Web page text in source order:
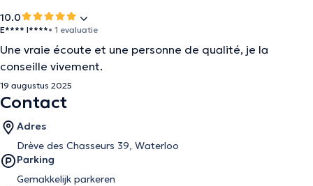
10.0
E**** I****• 1 evaluatie
Une vraie écoute et une personne de qualité, je la
conseille vivement.
19 augustus 2025
Contact
Adres
Drève des Chasseurs 39, Waterloo
Parking
Gemakkelijk parkeren